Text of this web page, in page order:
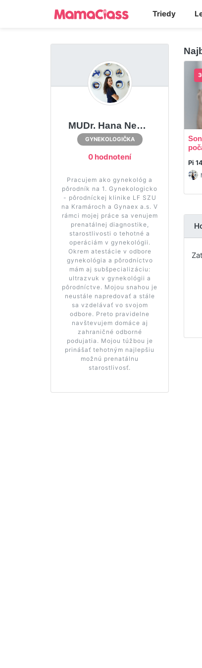
Triedy
MUDr. Hana Neštiak Habánová
GYNEKOLOGIČKA
0 hodnotení
Pracujem ako gynekológ a
pôrodník na 1. Gynekologicko
- pôrodníckej klinike LF SZU
na Kramároch a Gynaex a.s. V
rámci mojej práce sa venujem
prenatálnej diagnostike,
starostlivosti o tehotné a
operáciám v gynekológii.
Okrem atestácie v odbore
gynekológia a pôrodníctvo
mám aj subšpecializáciu:
ultrazvuk v gynekológii a
pôrodníctve. Mojou snahou je
neustále napredovať a stále
sa vzdelávať vo svojom
odbore. Preto pravidelne
navštevujem domáce aj
zahraničné odborné
podujatia. Mojou túžbou je
prinášať tehotným najlepšiu
možnú prenatálnu
starostlivosť.
Pi